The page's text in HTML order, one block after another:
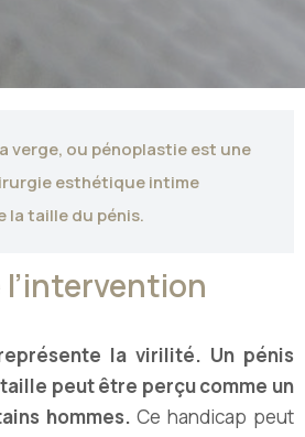
verge, ou pénoplastie est une
esthétique intime
la taille du pénis.
la virilité. Un pénis
peut être perçu comme un
hommes. Ce handicap peut